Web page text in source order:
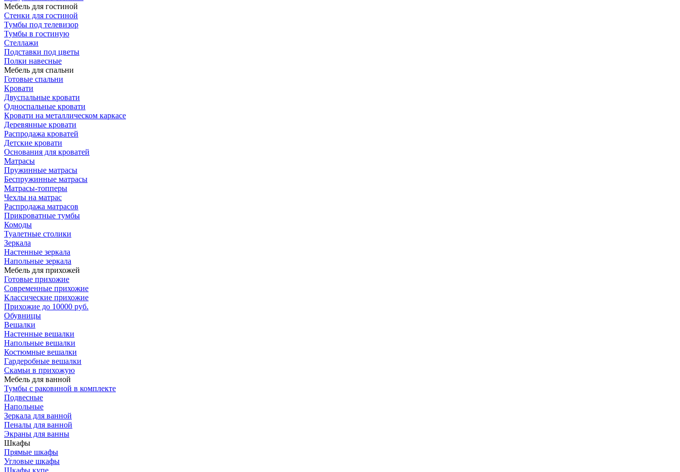
Мебель для гостиной
Стенки для гостиной
Тумбы под телевизор
Тумбы в гостиную
Стеллажи
Подставки под цветы
Полки навесные
Мебель для спальни
Готовые спальни
Кровати
Двуспальные кровати
Односпальные кровати
Кровати на металлическом каркасе
Деревянные кровати
Распродажа кроватей
Детские кровати
Основания для кроватей
Матрасы
Пружинные матрасы
Беспружинные матрасы
Матрасы-топперы
Чехлы на матрас
Распродажа матрасов
Прикроватные тумбы
Комоды
Туалетные столики
Зеркала
Настенные зеркала
Напольные зеркала
Мебель для прихожей
Готовые прихожие
Современные прихожие
Классические прихожие
Прихожие до 10000 руб.
Обувницы
Вешалки
Настенные вешалки
Напольные вешалки
Костюмные вешалки
Гардеробные вешалки
Скамьи в прихожую
Мебель для ванной
Тумбы c раковиной в комплекте
Подвесные
Напольные
Зеркала для ванной
Пеналы для ванной
Экраны для ванны
Шкафы
Прямые шкафы
Угловые шкафы
Шкафы купе